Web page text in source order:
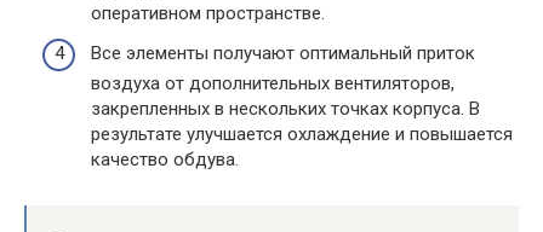
оперативном пространстве.
Все элементы получают оптимальный приток
воздуха от дополнительных вентиляторов,
закрепленных в нескольких точках корпуса. В
результате улучшается охлаждение и повышается
качество обдува.